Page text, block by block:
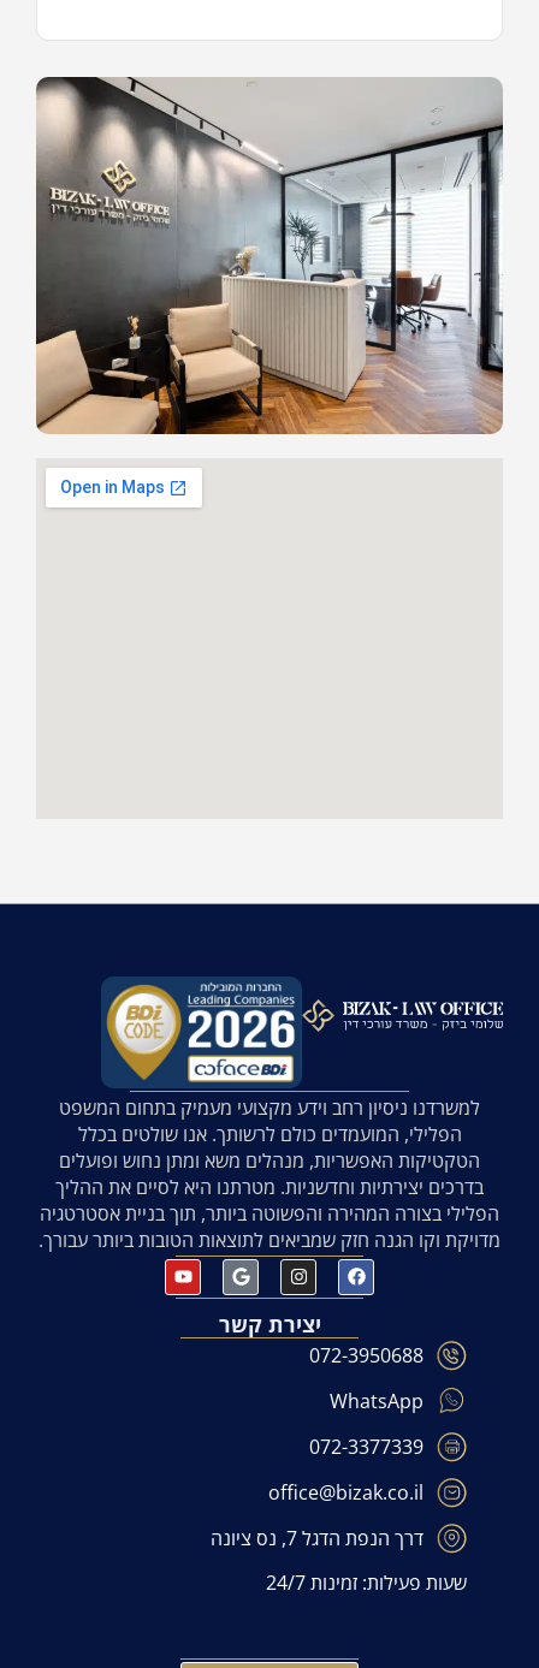
למשרדנו ניסיון רחב וידע מקצועי מעמיק בתחום המשפט
הפלילי, המועמדים כולם לרשותך. אנו שולטים בכלל
הטקטיקות האפשריות, מנהלים משא ומתן נחוש ופועלים
בדרכים יצירתיות וחדשניות. מטרתנו היא לסיים את ההליך
הפלילי בצורה המהירה והפשוטה ביותר, תוך בניית אסטרטגיה
מדויקת וקו הגנה חזק שמביאים לתוצאות הטובות ביותר עבורך.
יצירת קשר
072-3950688
WhatsApp
072-3377339
office@bizak.co.il
דרך הנפת הדגל 7, נס ציונה
שעות פעילות: זמינות 24/7